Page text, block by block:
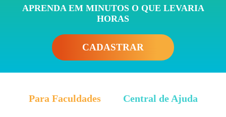
APRENDA EM MINUTOS O QUE LEVARIA
HORAS
CADASTRAR
Para Faculdades Central de Ajuda